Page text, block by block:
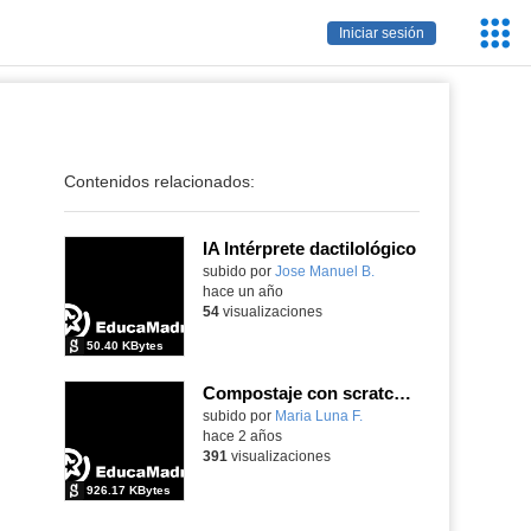
Iniciar sesión
Contenidos relacionados:
IA Intérprete dactilológico
Contenido educativo.
subido por Jose Manuel B.
50.40 KBytes
hace un año
54visualizaciones
Compostaje con scratch e inteligencia atificial
Contenido educativo.
subido por Maria Luna F.
926.17 KBytes
hace 2 años
391 visualizaciones